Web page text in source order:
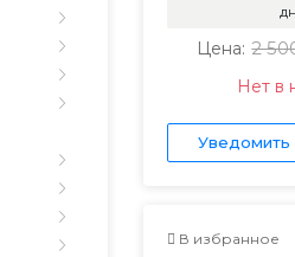
Цена: 2
Нет в
Уведомить
В избранное